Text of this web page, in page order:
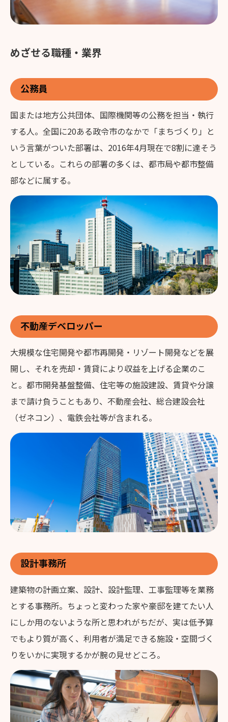
めざせる職種・業界
公務員
国または地方公共団体、国際機関等の公務を担当・執行
する人。全国に20ある政令市のなかで「まちづくり」と
いう言葉がついた部署は、2016年4月現在で8割に達そう
としている。これらの部署の多くは、都市局や都市整備
部などに属する。
不動産デベロッパー
大規模な住宅開発や都市再開発・リゾート開発などを展
開し、それを売却・賃貸により収益を上げる企業のこ
と。都市開発基盤整備、住宅等の施設建設、賃貸や分譲
まで請け負うこともあり、不動産会社、総合建設会社
（ゼネコン）、電鉄会社等が含まれる。
設計事務所
建築物の計画立案、設計、設計監理、工事監理等を業務
とする事務所。ちょっと変わった家や豪邸を建てたい人
にしか用のないような所と思われがちだが、実は低予算
でもより質が高く、利用者が満足できる施設・空間づく
りをいかに実現するかが腕の見せどころ。